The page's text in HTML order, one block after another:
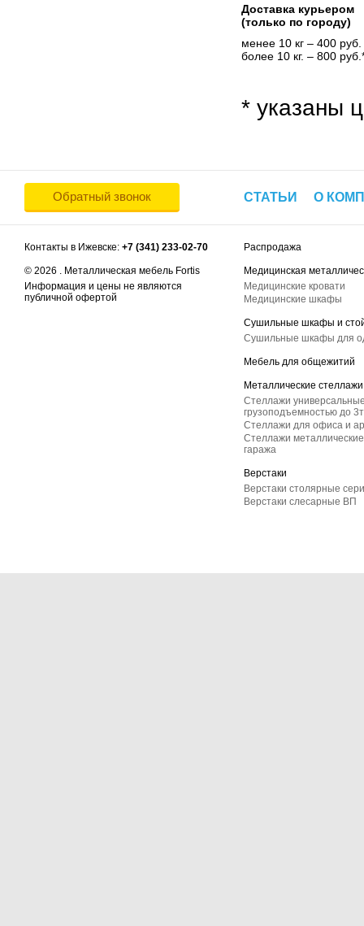
Доставка курьером
(только по городу)
менее 10 кг – 400 руб.
более 10 кг. – 800
* указаны
Обратный звонок СТАТЬИ О
Контакты в Ижевске: +7 (341) 233-02-70
© 2026 . Металлическая мебель Fortis
Информация и цены не являются
публичной офертой
Распродажа
Медицинская
Медицинские кровати
Медицинские шкафы
Сушильные шкафы и
Сушильные шкафы для
Мебель для общежитий
Металлические стеллажи
Стеллажи
грузоподъемностью до
Стеллажи для офиса и
Стеллажи
гаража
Верстаки
Верстаки столярные
Верстаки слесарные ВП